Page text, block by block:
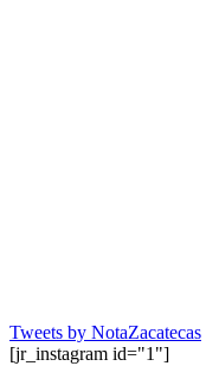
Tweets by NotaZacatecas
[jr_instagram id="1"]